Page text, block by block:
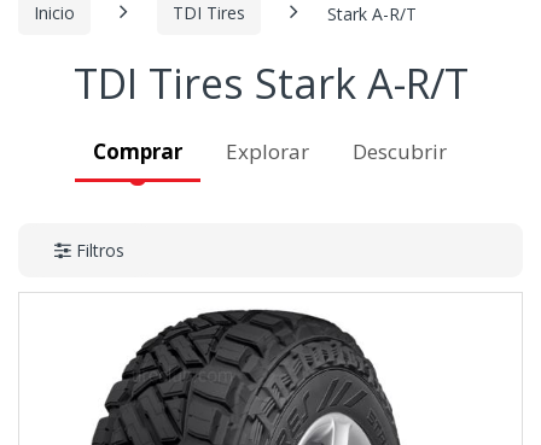
Inicio TDI Tires Stark A-R/T
TDI Tires Stark A-R/T
Comprar Explorar Descubrir
Filtros